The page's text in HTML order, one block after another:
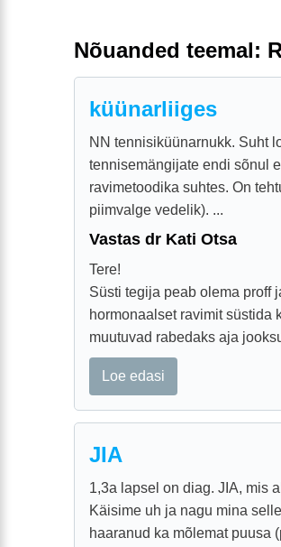
Nõuanded teemal:
küünarliiges
NN tennisiküünarnukk. Suht
tennisemängijate endi sõnul
ravimetoodika suhtes. On
piimvalge vedelik). ...
Vastas dr Kati Otsa
Tere!
Süsti tegija peab olema proff
hormonaalset ravimit süstida
muutuvad rabedaks aja
Loe edasi
JIA
1,3a lapsel on diag. JIA, mis
Käisime uh ja nagu mina
haaranud ka mõlemat puusa